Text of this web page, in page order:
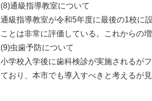
(8)通級指導教室について
通級指導教室が令和5年度に最後の1校に
ことは非常に評価している。これからの
(9)虫歯予防について
小学校入学後に歯科検診が実施されるが
ており、本市でも導入すべきと考えるが見